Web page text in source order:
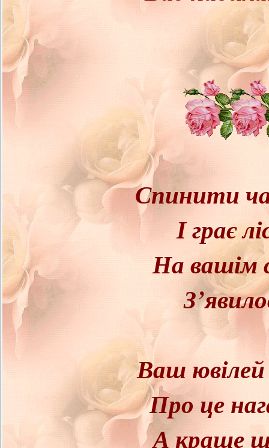
Спинити
І грає
На вашім
Ваш
Про це
А краще